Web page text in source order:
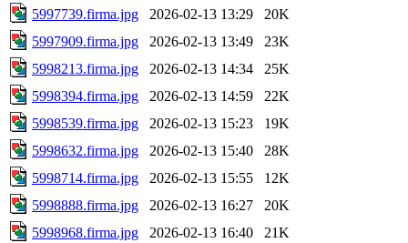
5997739.firma.jpg 2026-02-13 13:29
20K
5997909.firma.jpg
2026-02-13 13:49
23K
5998213.firma.jpg
2026-02-13 14:34
25K
5998394.firma.jpg
2026-02-13 14:59
22K
5998539.firma.jpg
2026-02-13 15:23
19K
5998632.firma.jpg
2026-02-13 15:40
28K
5998714.firma.jpg
2026-02-13 15:55
12K
5998888.firma.jpg
2026-02-13 16:27
20K
5998968.firma.jpg
2026-02-13 16:40
21K